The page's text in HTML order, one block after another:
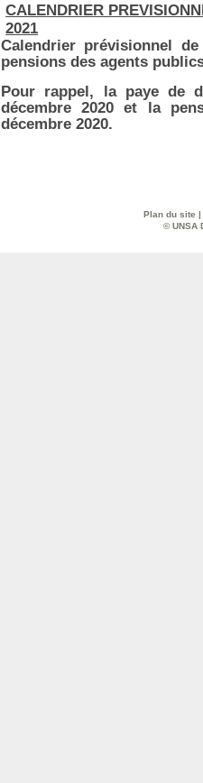
CALENDRIER
2021
Calendrier prévisionnel
pensions des agents
Pour rappel, la paye de
décem­bre 2020 et la
décem­bre 2020.
Plan du site |
© UNSA